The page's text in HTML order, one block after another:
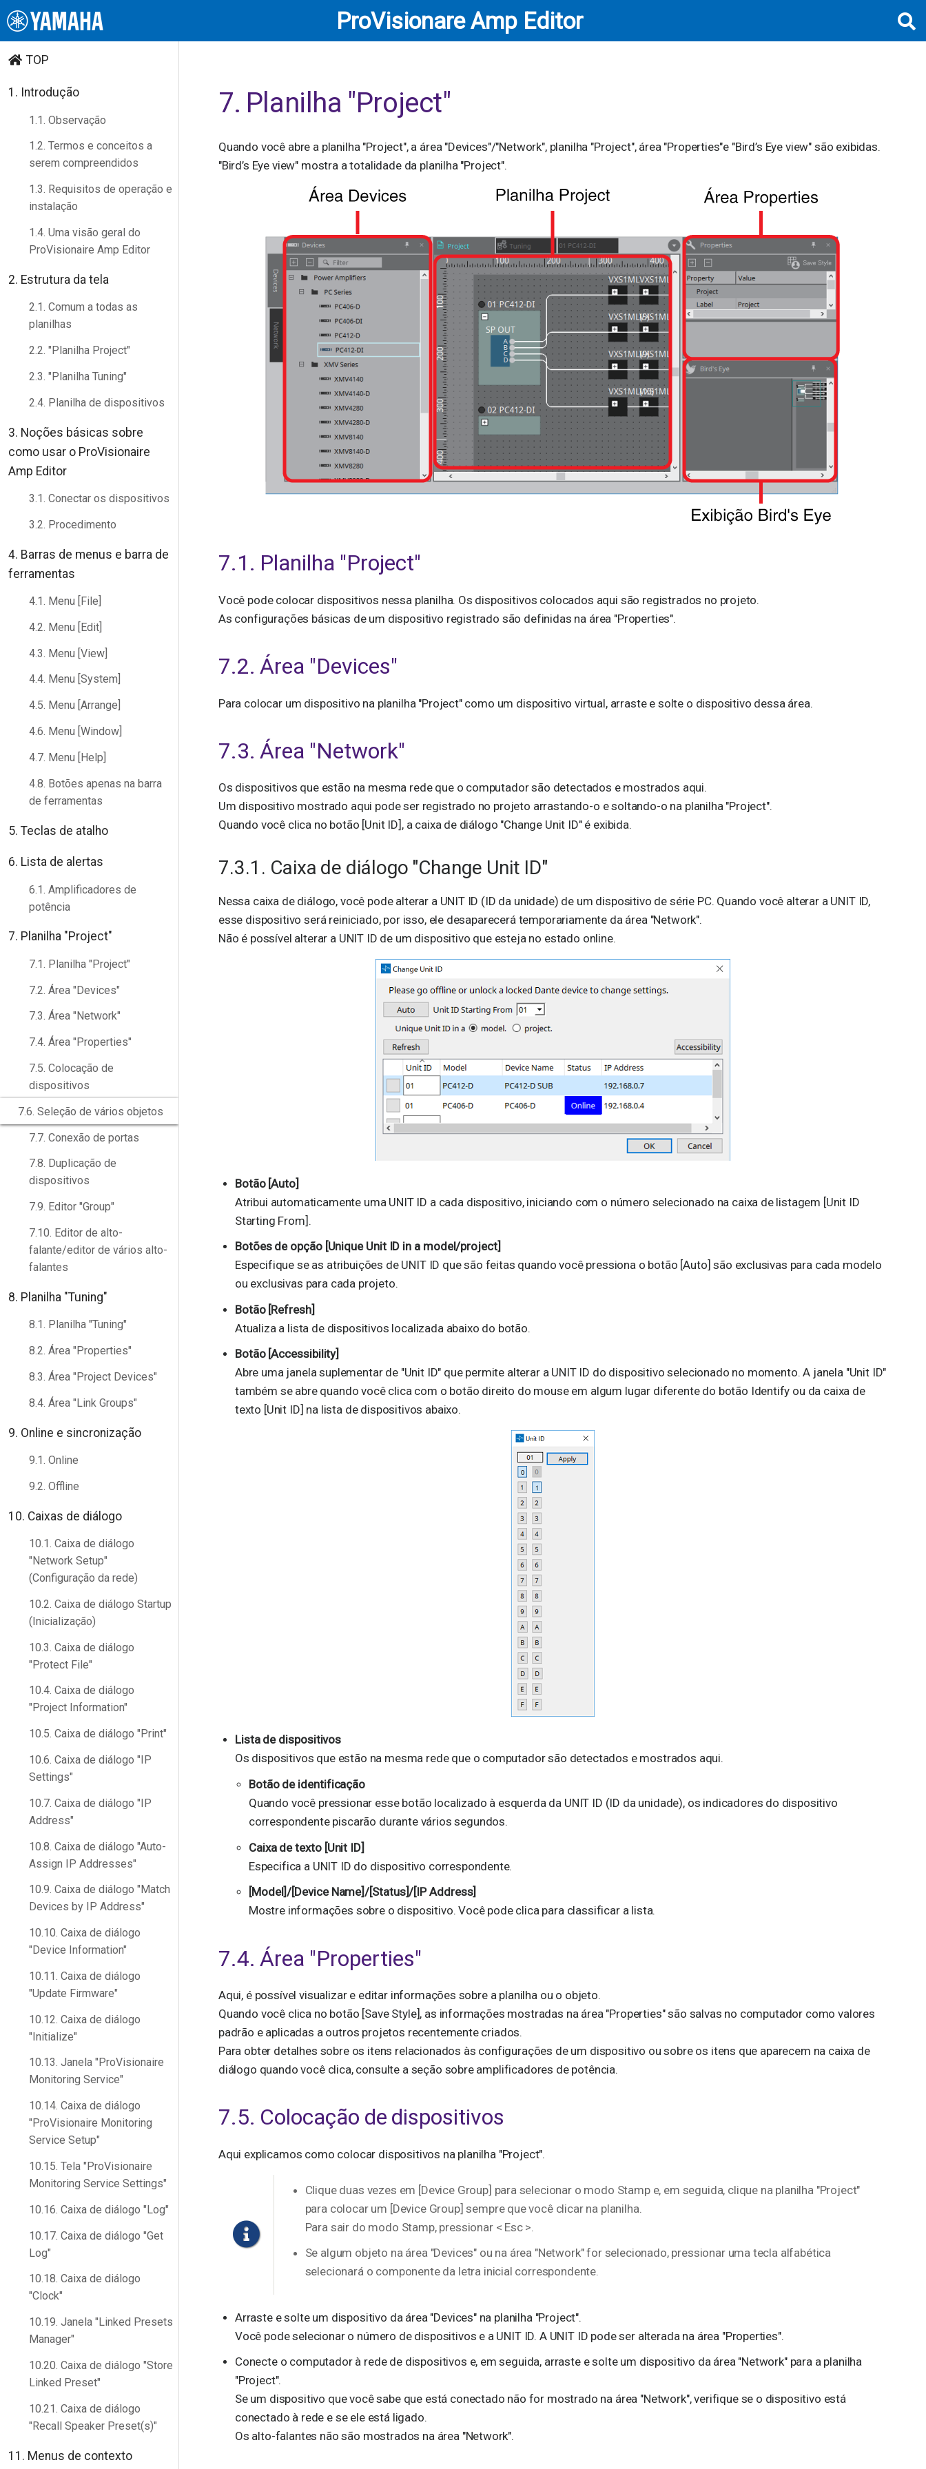
ProVisionare Amp Editor
TOP
1. Introdução
1.1. Observação
1.2. Termos e conceitos a
serem compreendidos
1.3. Requisitos de operação e
instalação
1.4. Uma visão geral do
ProVisionaire Amp Editor
2. Estrutura da tela
2.1. Comum a todas as
planilhas
2.2. "Planilha Project"
2.3. "Planilha Tuning"
2.4. Planilha de dispositivos
3. Noções básicas sobre
como usar o ProVisionaire
Amp Editor
3.1. Conectar os dispositivos
3.2. Procedimento
4. Barras de menus e barra de
ferramentas
4.1. Menu [File]
4.2. Menu [Edit]
4.3. Menu [View]
4.4. Menu [System]
4.5. Menu [Arrange]
4.6. Menu [Window]
4.7. Menu [Help]
4.8. Botões apenas na barra
de ferramentas
5. Teclas de atalho
6. Lista de alertas
6.1. Amplificadores de
potência
7. Planilha "Project"
7.1. Planilha "Project"
7.2. Área "Devices"
7.3. Área "Network"
7.4. Área "Properties"
7.5. Colocação de
dispositivos
7.6. Seleção de vários objetos
7.7. Conexão de portas
7.8. Duplicação de
dispositivos
7.9. Editor "Group"
7.10. Editor de alto-
falante/editor de vários alto-
falantes
8. Planilha "Tuning"
8.1. Planilha "Tuning"
8.2. Área "Properties"
8.3. Área "Project Devices"
8.4. Área "Link Groups"
9. Online e sincronização
9.1. Online
9.2. Offline
10. Caixas de diálogo
10.1. Caixa de diálogo
"Network Setup"
(Configuração da rede)
10.2. Caixa de diálogo Startup
(Inicialização)
10.3. Caixa de diálogo
"Protect File"
10.4. Caixa de diálogo
"Project Information"
10.5. Caixa de diálogo "Print"
10.6. Caixa de diálogo "IP
Settings"
10.7. Caixa de diálogo "IP
Address"
10.8. Caixa de diálogo "Auto-
Assign IP Addresses"
10.9. Caixa de diálogo "Match
Devices by IP Address"
10.10. Caixa de diálogo
"Device Information"
10.11. Caixa de diálogo
"Update Firmware"
10.12. Caixa de diálogo
"Initialize"
10.13. Janela "ProVisionaire
Monitoring Service"
10.14. Caixa de diálogo
"ProVisionaire Monitoring
Service Setup"
10.15. Tela "ProVisionaire
Monitoring Service Settings"
10.16. Caixa de diálogo "Log"
10.17. Caixa de diálogo "Get
Log"
10.18. Caixa de diálogo
"Clock"
10.19. Janela "Linked Presets
Manager"
10.20. Caixa de diálogo "Store
Linked Preset"
10.21. Caixa de diálogo
"Recall Speaker Preset(s)"
11. Menus de contexto
7. Planilha "Project"
Quando você abre a planilha "Project", a área "Devices"/"Network", planilha "Project", área "Properties"e "Bird’s Eye view" são exibidas.
"Bird’s Eye view" mostra a totalidade da planilha "Project".
7.1. Planilha "Project"
Você pode colocar dispositivos nessa planilha. Os dispositivos colocados aqui são registrados no projeto.
As configurações básicas de um dispositivo registrado são definidas na área "Properties".
7.2. Área "Devices"
Para colocar um dispositivo na planilha "Project" como um dispositivo virtual, arraste e solte o dispositivo dessa área.
7.3. Área "Network"
Os dispositivos que estão na mesma rede que o computador são detectados e mostrados aqui.
Um dispositivo mostrado aqui pode ser registrado no projeto arrastando-o e soltando-o na planilha "Project".
Quando você clica no botão [Unit ID], a caixa de diálogo "Change Unit ID" é exibida.
7.3.1. Caixa de diálogo "Change Unit ID"
Nessa caixa de diálogo, você pode alterar a UNIT ID (ID da unidade) de um dispositivo de série PC. Quando você alterar a UNIT ID,
esse dispositivo será reiniciado, por isso, ele desaparecerá temporariamente da área "Network".
Não é possível alterar a UNIT ID de um dispositivo que esteja no estado online.
Botão [Auto]
Atribui automaticamente uma UNIT ID a cada dispositivo, iniciando com o número selecionado na caixa de listagem [Unit ID
Starting From].
Botões de opção [Unique Unit ID in a model/project]
Especifique se as atribuições de UNIT ID que são feitas quando você pressiona o botão [Auto] são exclusivas para cada modelo
ou exclusivas para cada projeto.
Botão [Refresh]
Atualiza a lista de dispositivos localizada abaixo do botão.
Botão [Accessibility]
Abre uma janela suplementar de "Unit ID" que permite alterar a UNIT ID do dispositivo selecionado no momento. A janela "Unit ID"
também se abre quando você clica com o botão direito do mouse em algum lugar diferente do botão Identify ou da caixa de
texto [Unit ID] na lista de dispositivos abaixo.
Lista de dispositivos
Os dispositivos que estão na mesma rede que o computador são detectados e mostrados aqui.
Botão de identificação
Quando você pressionar esse botão localizado à esquerda da UNIT ID (ID da unidade), os indicadores do dispositivo
correspondente piscarão durante vários segundos.
Caixa de texto [Unit ID]
Especifica a UNIT ID do dispositivo correspondente.
[Model]/[Device Name]/[Status]/[IP Address]
Mostre informações sobre o dispositivo. Você pode clica para classificar a lista.
7.4. Área "Properties"
Aqui, é possível visualizar e editar informações sobre a planilha ou o objeto.
Quando você clica no botão [Save Style], as informações mostradas na área "Properties" são salvas no computador como valores
padrão e aplicadas a outros projetos recentemente criados.
Para obter detalhes sobre os itens relacionados às configurações de um dispositivo ou sobre os itens que aparecem na caixa de
diálogo quando você clica, consulte a seção sobre amplificadores de potência.
7.5. Colocação de dispositivos
Aqui explicamos como colocar dispositivos na planilha "Project".
Clique duas vezes em [Device Group] para selecionar o modo Stamp e, em seguida, clique na planilha "Project"
para colocar um [Device Group] sempre que você clicar na planilha.
Para sair do modo Stamp, pressionar < Esc >.
Se algum objeto na área "Devices" ou na área "Network" for selecionado, pressionar uma tecla alfabética
selecionará o componente da letra inicial correspondente.
Arraste e solte um dispositivo da área "Devices" na planilha "Project".
Você pode selecionar o número de dispositivos e a UNIT ID. A UNIT ID pode ser alterada na área "Properties".
Conecte o computador à rede de dispositivos e, em seguida, arraste e solte um dispositivo da área "Network" para a planilha
"Project".
Se um dispositivo que você sabe que está conectado não for mostrado na área "Network", verifique se o dispositivo está
conectado à rede e se ele está ligado.
Os alto-falantes não são mostrados na área "Network".